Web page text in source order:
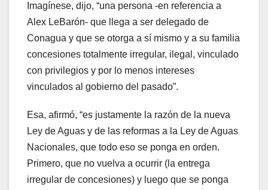
Imagínese, dijo, “una persona -en referencia a
Alex LeBarón- que llega a ser delegado de
Conagua y que se otorga a sí mismo y a su familia
concesiones totalmente irregular, ilegal, vinculado
con privilegios y por lo menos intereses
vinculados al gobierno del pasado”.
Esa, afirmó, “es justamente la razón de la nueva
Ley de Aguas y de las reformas a la Ley de Aguas
Nacionales, que todo eso se ponga en orden.
Primero, que no vuelva a ocurrir (la entrega
irregular de concesiones) y luego que se ponga